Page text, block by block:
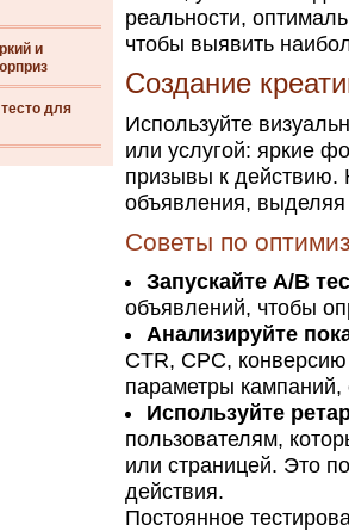
и
для
реальности,
чтобы выявить
Создание
Используйте
или услугой: яркие
призывы к действию.
объявления,
Советы по
Запускайте A/B
объявлений, чтобы
Анализируйте
CTR, CPC, конверсию
параметры
Используйте
пользователям,
или страницей. Это
действия.
Постоянное